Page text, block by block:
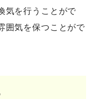
気を行うことがで
囲気を保つことがで